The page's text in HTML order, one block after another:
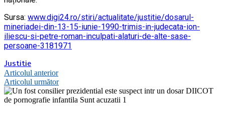
Sursa: www.digi24.ro/stiri/actualitate/justitie/dosarul-
mineriadei-din-13-15-iunie-1990-trimis-in-judecata-ion-
iliescu-si-petre-roman-inculpati-alaturi-de-alte-sase-
persoane-3181971
Justitie
Navigare
în
articole
Articolul anterior
Articolul următor